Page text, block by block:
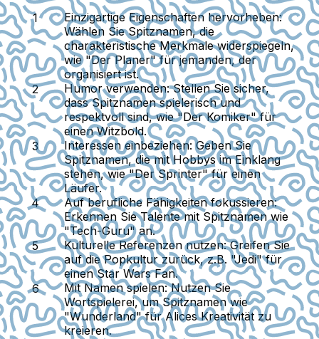
Einzigartige Eigenschaften hervorheben:
Wählen Sie Spitznamen, die
charakteristische Merkmale widerspiegeln,
wie "Der Planer" für jemanden, der
organisiert ist.
Humor verwenden: Stellen Sie sicher,
dass Spitznamen spielerisch und
respektvoll sind, wie "Der Komiker" für
einen Witzbold.
Interessen einbeziehen: Geben Sie
Spitznamen, die mit Hobbys im Einklang
stehen, wie "Der Sprinter" für einen
Läufer.
Auf berufliche Fähigkeiten fokussieren:
Erkennen Sie Talente mit Spitznamen wie
"Tech-Guru" an.
Kulturelle Referenzen nutzen: Greifen Sie
auf die Popkultur zurück, z.B. "Jedi" für
einen Star Wars Fan.
Mit Namen spielen: Nutzen Sie
Wortspielerei, um Spitznamen wie
"Wunderland" für Alices Kreativität zu
kreieren.